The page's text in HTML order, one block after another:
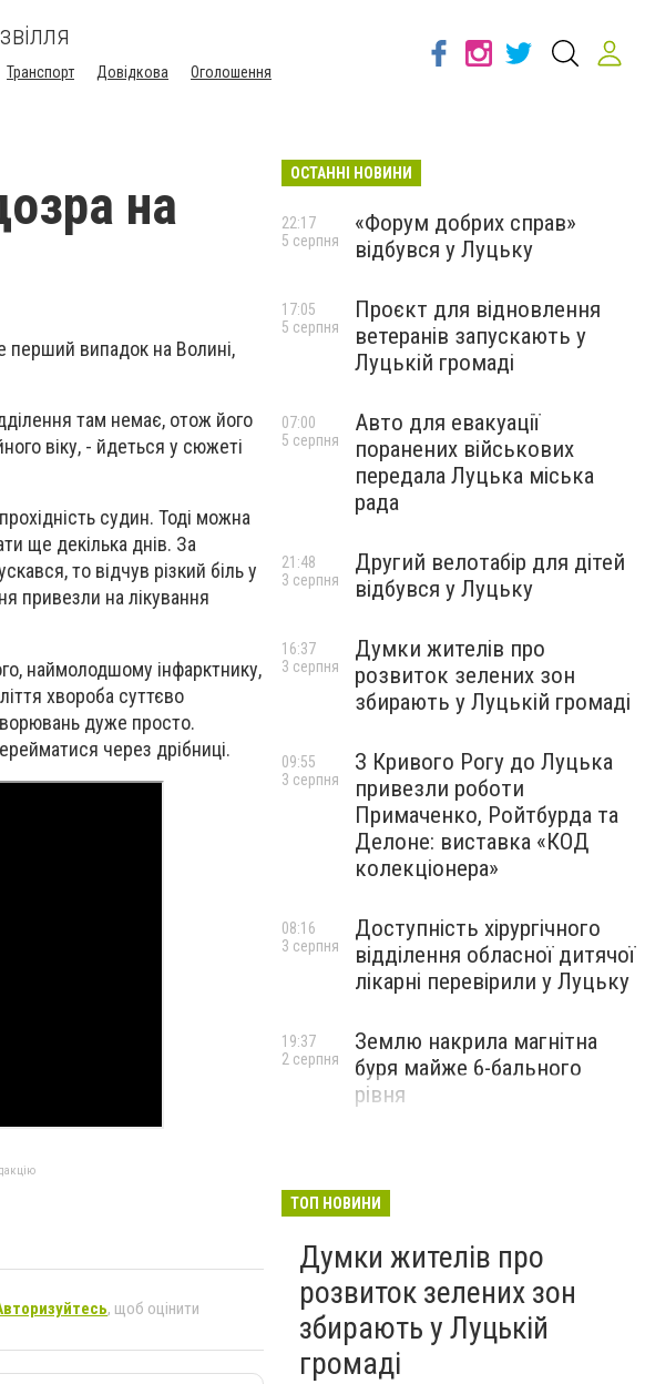
Транспорт Довідкова Оголошення
на
перший випадок на Волині,
там немає, отож його
віку, - йдеться у сюжеті
судин. Тоді можна
ще декілька днів. За
то відчув різкий біль у
привезли на лікування
наймолодшому інфарктнику,
хвороба суттєво
дуже просто.
через дрібниці.
, щоб оцінити
ОСТАННІ НОВИНИ
«Форум добрих справ»
відбувся у Луцьку
22:17
5 серпня
Проєкт для відновлення
ветеранів запускають у
Луцькій громаді
17:05
5 серпня
Авто для евакуації
поранених військових
передала Луцька міська
рада
07:00
5 серпня
Другий велотабір для дітей
відбувся у Луцьку
21:48
3 серпня
Думки жителів про
розвиток зелених зон
збирають у Луцькій громаді
16:37
3 серпня
З Кривого Рогу до Луцька
привезли роботи
Примаченко, Ройтбурда та
Делоне: виставка «КОД
колекціонера»
09:55
3 серпня
Доступність хірургічного
відділення обласної дитячої
лікарні перевірили у Луцьку
08:16
3 серпня
Землю накрила магнітна
буря майже 6-бального
рівня
19:37
2 серпня
ТОП НОВИНИ
Думки жителів про
розвиток зелених зон
збирають у Луцькій
громаді